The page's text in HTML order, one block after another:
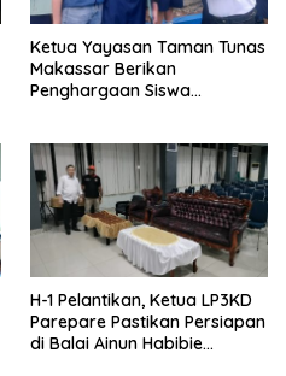
Ketua Yayasan Taman Tunas
Makassar Berikan
Penghargaan Siswa
H-1 Pelantikan, Ketua LP3KD
Parepare Pastikan Persiapan
di Balai Ainun Habibie